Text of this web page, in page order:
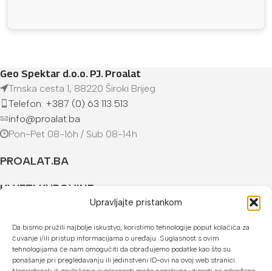
Upravljajte pristankom
Da bismo pružili najbolje iskustvo, koristimo tehnologije poput kolačića za
čuvanje i/ili pristup informacijama o uređaju. Suglasnost s ovim
tehnologijama će nam omogućiti da obrađujemo podatke kao što su
ponašanje pri pregledavanju ili jedinstveni ID-ovi na ovoj web stranici.
Geo Spektar d.o.o. PJ. Proalat
Trnska cesta 1, 88220 Široki Brijeg
Telefon: +387 (0) 63 113 513
info@proalat.ba
Pon-Pet 08-16h / Sub 08-14h
PROALAT.BA
UVJETI KUPOVINE
U našoj web trgovini možete platiti: